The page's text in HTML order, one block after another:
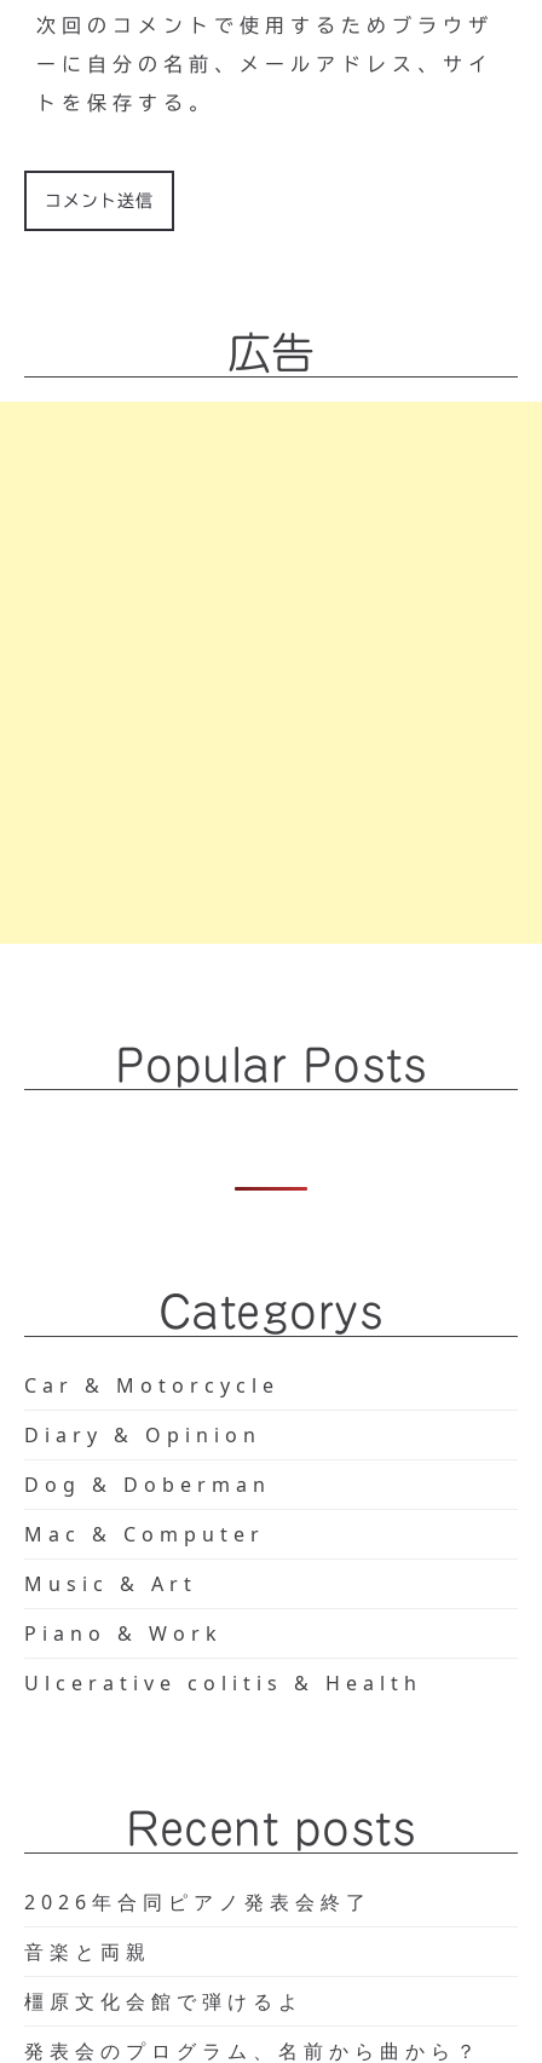
次回のコメントで使用するためブラウザ
ーに自分の名前、メールアドレス、サイ
トを保存する。
広告
Popular Posts
Categorys
Car & Motorcycle
Diary & Opinion
Dog & Doberman
Mac & Computer
Music & Art
Piano & Work
Ulcerative colitis & Health
Recent posts
2026年合同ピアノ発表会終了
音楽と両親
橿原文化会館で弾けるよ
発表会のプログラム、名前から曲から？